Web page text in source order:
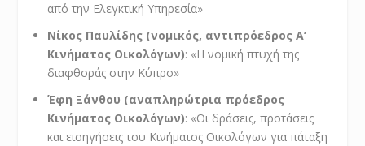
από την Ελεγκτική Υπηρεσία»
Νίκος Παυλίδης (νομικός, αντιπρόεδρος Α’
Κινήματος Οικολόγων): «Η νομική πτυχή της
διαφθοράς στην Κύπρο»
Έφη Ξάνθου (αναπληρώτρια πρόεδρος
Κινήματος Οικολόγων): «Οι δράσεις, προτάσεις
και εισηγήσεις του Κινήματος Οικολόγων για πάταξη